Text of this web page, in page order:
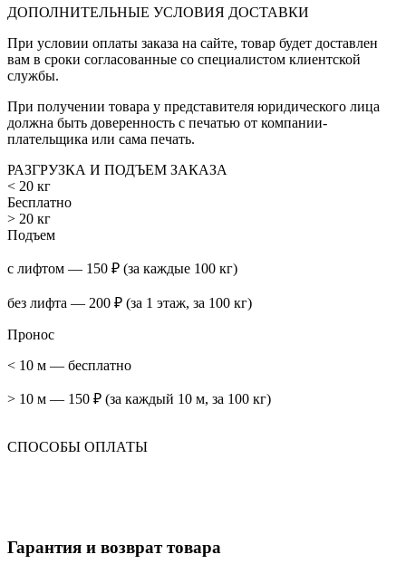
ДОПОЛНИТЕЛЬНЫЕ УСЛОВИЯ ДОСТАВКИ
При условии оплаты заказа на сайте, товар будет доставлен
вам в сроки согласованные со специалистом клиентской
службы.
При получении товара у представителя юридического лица
должна быть доверенность с печатью от компании-
плательщика или сама печать.
РАЗГРУЗКА И ПОДЪЕМ ЗАКАЗА
< 20 кг
Бесплатно
> 20 кг
Подъем
с лифтом — 150 ₽ (за каждые 100 кг)
без лифта — 200 ₽ (за 1 этаж, за 100 кг)
Пронос
< 10 м — бесплатно
> 10 м — 150 ₽ (за каждый 10 м, за 100 кг)
СПОСОБЫ ОПЛАТЫ
Гарантия и возврат товара